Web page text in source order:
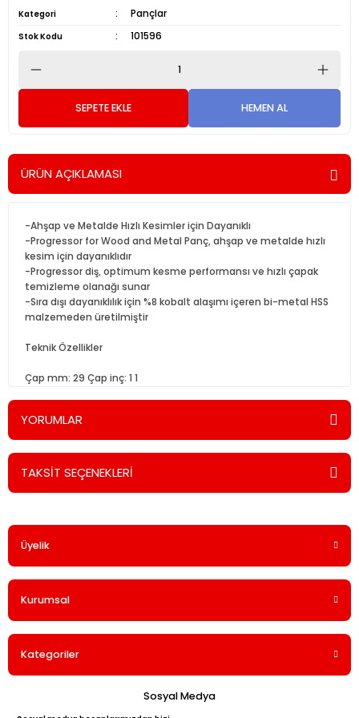
Kategori Pançlar
Stok Kodu 101596
SEPETE EKLE HEMEN AL
ÜRÜN AÇIKLAMASI
-Ahşap ve Metalde Hızlı Kesimler için Dayanıklı
-Progressor for Wood and Metal Panç, ahşap ve metalde hızlı
kesim için dayanıklıdır
-Progressor diş, optimum kesme performansı ve hızlı çapak
temizleme olanağı sunar
-Sıra dışı dayanıklılık için %8 kobalt alaşımı içeren bi-metal HSS
malzemeden üretilmiştir
Teknik Özellikler
Çap mm: 29 Çap inç: 1 1
YORUMLAR
Bu ürüne ilk yorumu siz yapın!
TAKSİT SEÇENEKLERİ
Üyelik
Kurumsal
Kategoriler
Sosyal Medya